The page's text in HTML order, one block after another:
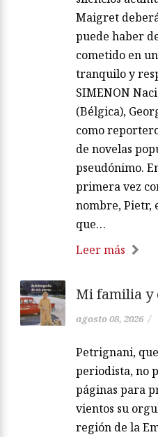
Maigret
puede haber
cometido en
tranquilo y
SIMENON
(Bélgica),
como
de novelas
pseudónimo.
primera vez
nombre, Pietr,
que…
Leer más
Mi familia y
agosto 08, 2026 /
Petrignani,
periodista, no
páginas para
vientos su
región de la